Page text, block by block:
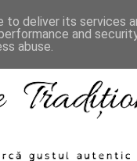
deliver its services
and
abuse.